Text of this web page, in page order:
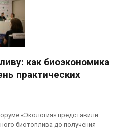
как биоэкономика
практических
«Экология» представили
биотоплива до получения